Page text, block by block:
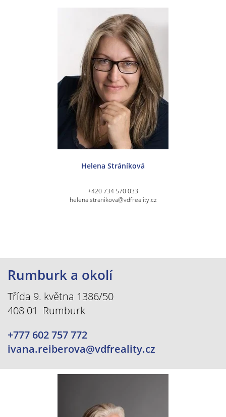
Helena Stráníková
+420 734 570 033
helena.stranikova@vdfreality.cz
Rumburk a okolí
Třída 9. května 1386/50
408 01 Rumburk
+777 602 757 772
ivana.reiberova@vdfreality.cz